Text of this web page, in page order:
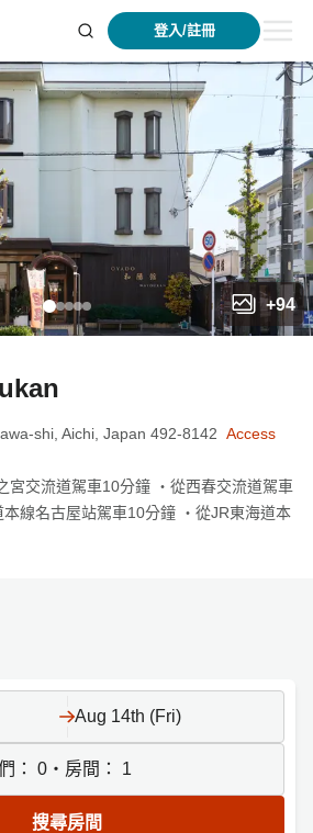
登入/註冊
+94
shi, Aichi, Japan 492-8142 Access
宮交流道駕車10分鐘 ・從西春交流道駕車
線名古屋站駕車10分鐘 ・從JR東海道本
Aug 14th (Fri)
： 0 ・房間： 1
搜尋房間